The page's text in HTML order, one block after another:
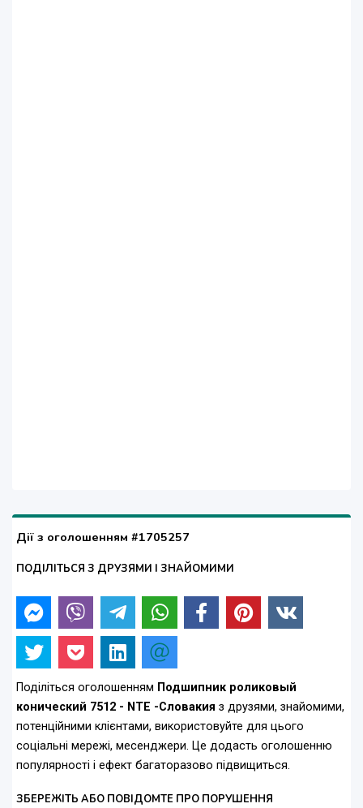
Дії з оголошенням #1705257
ПОДІЛІТЬСЯ З ДРУЗЯМИ І ЗНАЙОМИМИ
Поділіться оголошенням Подшипник роликовый
конический 7512 - NTE -Словакия з друзями, знайомими,
потенційними клієнтами, використовуйте для цього
соціальні мережі, месенджери. Це додасть оголошенню
популярності і ефект багаторазово підвищиться.
ЗБЕРЕЖІТЬ АБО ПОВІДОМТЕ ПРО ПОРУШЕННЯ